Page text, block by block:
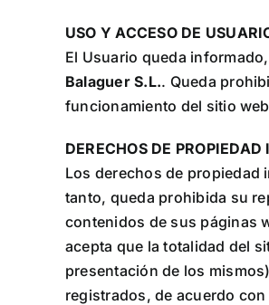
USO Y ACCESO DE
El Usuario queda
Balaguer S.L.. Queda
funcionamiento del sitio
DERECHOS DE
Los derechos de propiedad
tanto, queda prohibida su
contenidos de sus páginas
acepta que la totalidad del
presentación de los
registrados, de acuerdo